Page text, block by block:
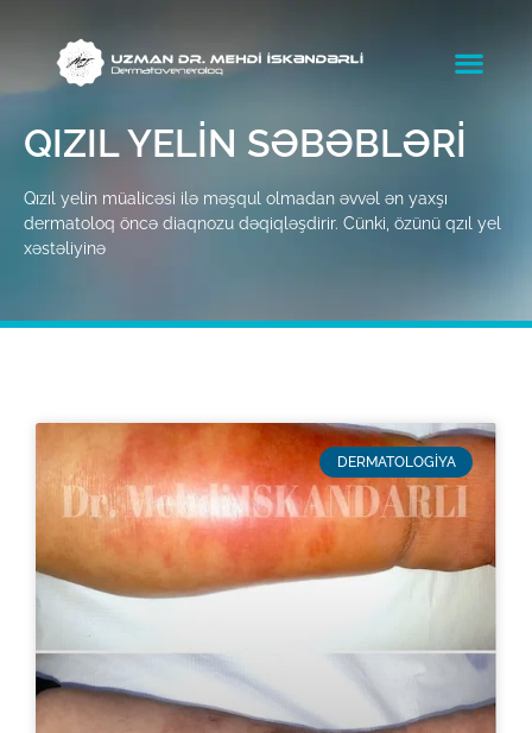
QIZIL YELIN SƏBƏBLƏRI
Qızıl yelin müalicəsi ilə məşqul olmadan əvvəl ən yaxşı
dermatoloq öncə diaqnozu dəqiqləşdirir. Cünki, özünü qzıl yel
xəstəliyinə
DERMATOLOGİYA